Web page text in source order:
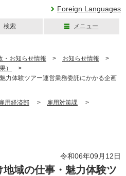
Foreign Languages
検索 メニュー
・お知らせ情報 > お知らせ情報 >
）
>
力体験ツアー運営業務委託にかかる企画
用経済部 > 雇用対策課 >
令和06年09月12日
域の仕事・魅力体験ツ